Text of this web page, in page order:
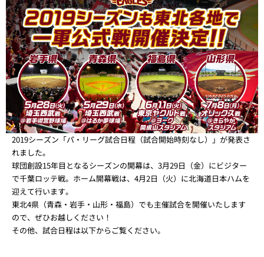
2019シーズン「パ・リーグ試合日程（試合開始時刻なし）」が発表さ
れました。
球団創設15年目となるシーズンの開幕は、3月29日（金）にビジター
で千葉ロッテ戦。ホーム開幕戦は、4月2日（火）に北海道日本ハムを
迎えて行います。
東北4県（青森・岩手・山形・福島）でも主催試合を開催いたします
ので、ぜひお越しください！
その他、試合日程は以下からご覧ください。